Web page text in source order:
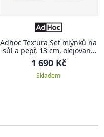
Adhoc Textura Set mlýnků na
sůl a pepř, 13 cm, olejovaný
dub
1 690 Kč
Skladem